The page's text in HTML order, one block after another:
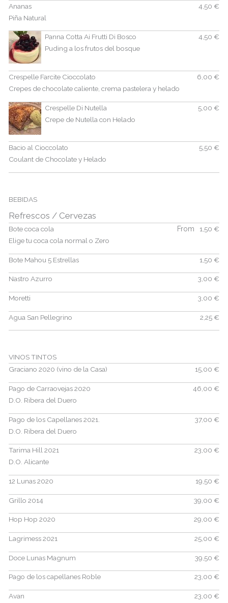
Ananas
4,50 €
Piña Natural
Panna Cotta Ai Frutti Di Bosco
4,50 €
Puding a los frutos del bosque
Crespelle Farcite Cioccolato
6,00 €
Crepes de chocolate caliente, crema pastelera y helado
Crespelle Di Nutella
5,00 €
Crepe de Nutella con Helado
Bacio al Cioccolato
5,50 €
Coulant de Chocolate y Helado
BEBIDAS
Refrescos / Cervezas
Bote coca cola From
1,50 €
Elige tu coca cola normal o Zero
Bote Mahou 5 Estrellas 1,50 €
Nastro Azurro 3,00 €
Moretti 3,00 €
Agua San Pellegrino 2,25 €
VINOS TINTOS
Graciano 2020 (vino de la Casa)
15,00 €
Pago de Carraovejas 2020
46,00 €
D.O. Ribera del Duero
Pago de los Capellanes 2021.
37,00 €
D.O. Ribera del Duero
Tarima Hill 2021
23,00 €
D.O. Alicante
12 Lunas 2020 19,50 €
Grillo 2014 39,00 €
Hop Hop 2020 29,00 €
Lagrimess 2021 25,00 €
Doce Lunas Magnum 39,50 €
Pago de los capellanes Roble 23,00 €
Avan 23,00 €